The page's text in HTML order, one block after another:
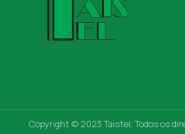
Copyright © 2023 Taistel, Todos os